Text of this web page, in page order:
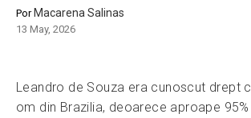
Por Macarena Salinas
13 May, 2026
Leandro de Souza era cunoscut drept
om din Brazilia, deoarece aproape